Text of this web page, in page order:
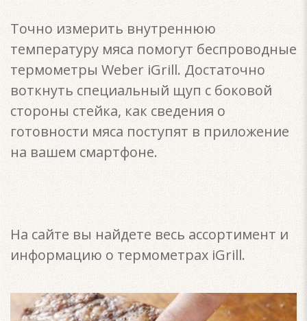
Точно измерить внутреннюю
температуру мяса помогут беспроводные
термометры Weber iGrill. Достаточно
воткнуть специальный щуп с боковой
стороны стейка, как сведения о
готовности мяса поступят в приложение
на вашем смартфоне.
На сайте вы найдете весь ассортимент и
информацию о термометрах iGrill.